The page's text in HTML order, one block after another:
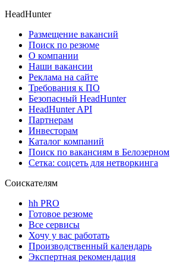
HeadHunter
Размещение вакансий
Поиск по резюме
О компании
Наши вакансии
Реклама на сайте
Требования к ПО
Безопасный HeadHunter
HeadHunter API
Партнерам
Инвесторам
Каталог компаний
Поиск по вакансиям в Белозерном
Сетка: соцсеть для нетворкинга
Соискателям
hh PRO
Готовое резюме
Все сервисы
Хочу у вас работать
Производственный календарь
Экспертная рекомендация